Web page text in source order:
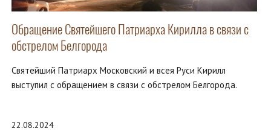
Обращение Святейшего Патриарха Кирилла в связи с
обстрелом Белгорода
Святейший Патриарх Московский и всея Руси Кирилл
выступил с обращением в связи с обстрелом Белгорода.
22.08.2024